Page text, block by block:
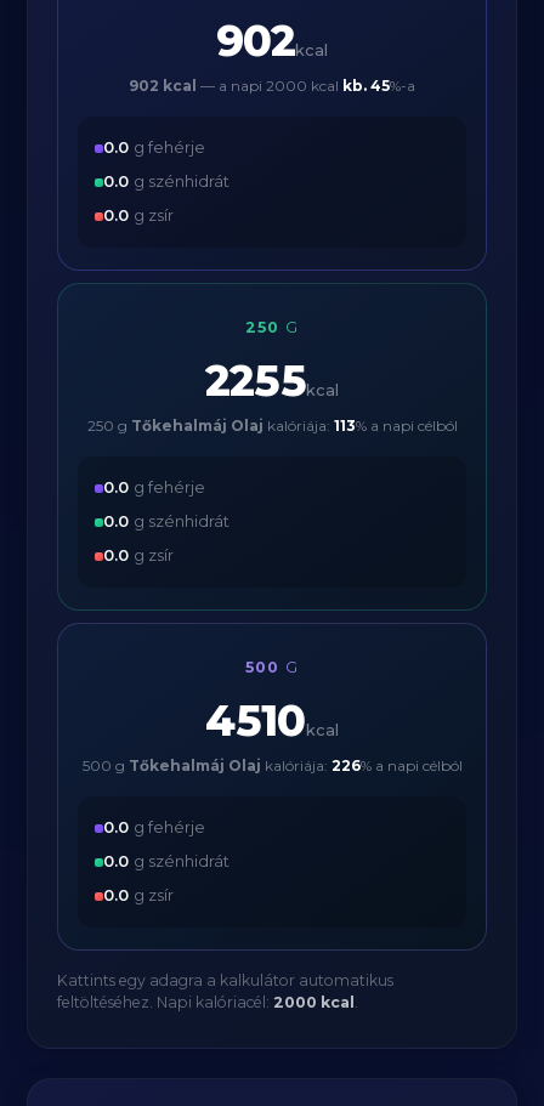
902kcal
902 kcal — a napi 2000 kcal kb. 45%-a
0.0 g fehérje
0.0 g szénhidrát
0.0 g zsír
250 G
2255kcal
250 g Tőkehalmáj Olaj kalóriája: 113% a napi célból
0.0 g fehérje
0.0 g szénhidrát
0.0 g zsír
500 G
4510 kcal
500 g Tőkehalmáj Olaj kalóriája: 226% a napi célból
0.0 g fehérje
0.0 g szénhidrát
0.0 g zsír
Kattints egy adagra a kalkulátor automatikus
feltöltéséhez. Napi kalóriacél: 2000 kcal .